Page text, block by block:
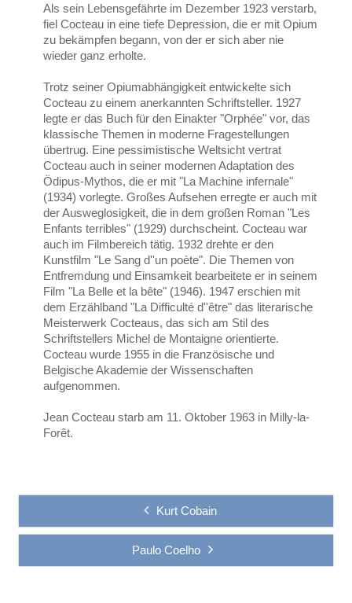
Als sein Lebensgefährte im Dezember 1923 verstarb,
fiel Cocteau in eine tiefe Depression, die er mit Opium
zu bekämpfen begann, von der er sich aber nie
wieder ganz erholte.
Trotz seiner Opiumabhängigkeit entwickelte sich
Cocteau zu einem anerkannten Schriftsteller. 1927
legte er das Buch für den Einakter "Orphée" vor, das
klassische Themen in moderne Fragestellungen
übertrug. Eine pessimistische Weltsicht vertrat
Cocteau auch in seiner modernen Adaptation des
Ödipus-Mythos, die er mit "La Machine infernale"
(1934) vorlegte. Großes Aufsehen erregte er auch mit
der Ausweglosigkeit, die in dem großen Roman "Les
Enfants terribles" (1929) durchscheint. Cocteau war
auch im Filmbereich tätig. 1932 drehte er den
Kunstfilm "Le Sang d''un poète". Die Themen von
Entfremdung und Einsamkeit bearbeitete er in seinem
Film "La Belle et la bête" (1946). 1947 erschien mit
dem Erzählband "La Difficulté d''être" das literarische
Meisterwerk Cocteaus, das sich am Stil des
Schriftstellers Michel de Montaigne orientierte.
Cocteau wurde 1955 in die Französische und
Belgische Akademie der Wissenschaften
aufgenommen.
Jean Cocteau starb am 11. Oktober 1963 in Milly-la-
Forêt.
Kurt Cobain
Paulo Coelho